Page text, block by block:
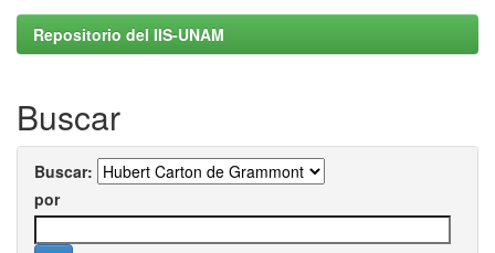
Repositorio del IIS-UNAM
Buscar
Buscar:
por